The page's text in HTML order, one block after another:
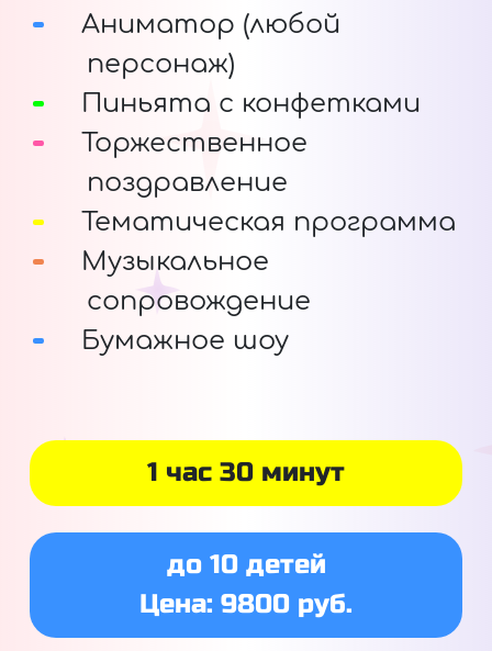
Аниматор (любой
персонаж)
Пиньята с конфетками
Торжественное
поздравление
Тематическая программа
Музыкальное
сопровождение
Бумажное шоу
1 час 30 минут
до 10 детей
Цена: 9800 руб.